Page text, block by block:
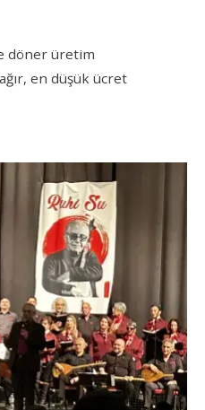
döner üretim
en düşük ücret